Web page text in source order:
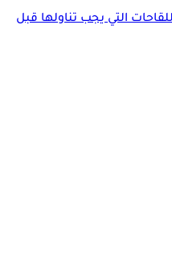
التي يجب تناولها قبل